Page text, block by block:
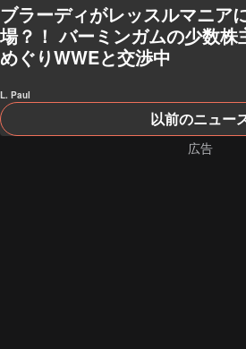
ブラーディがレッスルマニア
場？！ バーミンガムの少数株
めぐりWWEと交渉中
L. Paul
以前のニュー